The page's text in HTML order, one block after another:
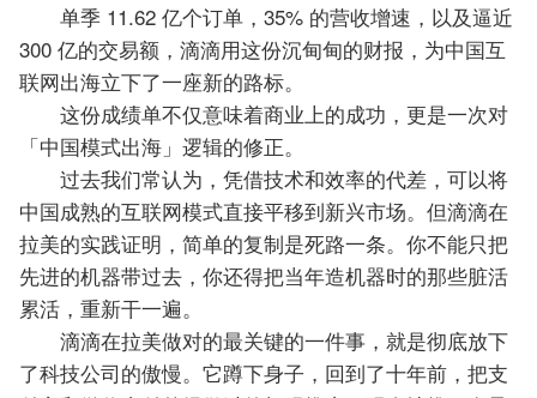
单季 11.62 亿个订单，35% 的营收增速，以及逼近
300 亿的交易额，滴滴用这份沉甸甸的财报，为中国互
联网出海立下了一座新的路标。
这份成绩单不仅意味着商业上的成功，更是一次对
「中国模式出海」逻辑的修正。
过去我们常认为，凭借技术和效率的代差，可以将
中国成熟的互联网模式直接平移到新兴市场。但滴滴在
拉美的实践证明，简单的复制是死路一条。你不能只把
先进的机器带过去，你还得把当年造机器时的那些脏活
累活，重新干一遍。
滴滴在拉美做对的最关键的一件事，就是彻底放下
了科技公司的傲慢。它蹲下身子，回到了十年前，把支